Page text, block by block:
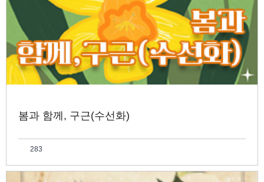
봄과 함께, 구근(수선화)
283